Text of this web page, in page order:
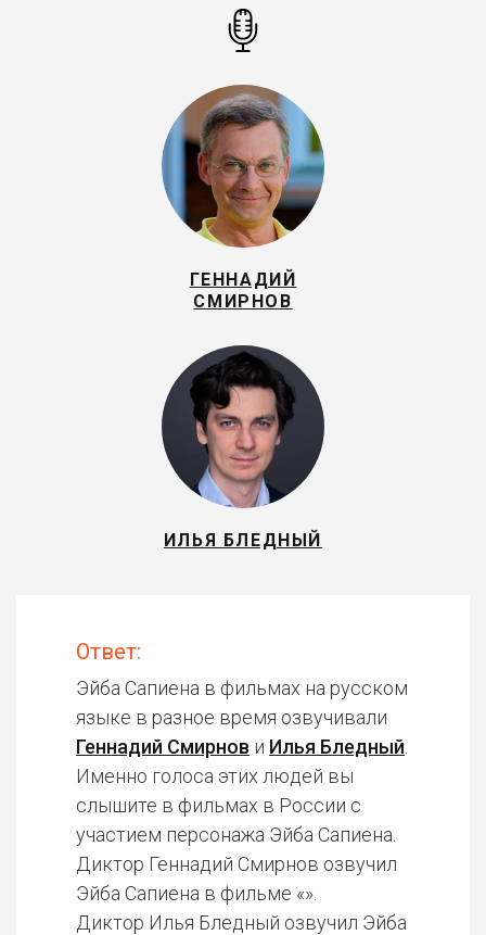
ГЕННАДИЙ
СМИРНОВ
ИЛЬЯ БЛЕДНЫЙ
Ответ:
Эйба Сапиена в фильмах на русском
языке в разное время озвучивали
Геннадий Смирнов и Илья Бледный
Именно голоса этих людей вы
слышите в фильмах в России с
участием персонажа Эйба Сапиена.
Диктор Геннадий Смирнов озвучил
Эйба Сапиена в фильме «».
Диктор Илья Бледный озвучил Эйба